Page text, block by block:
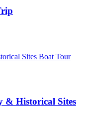
& Historical Sites